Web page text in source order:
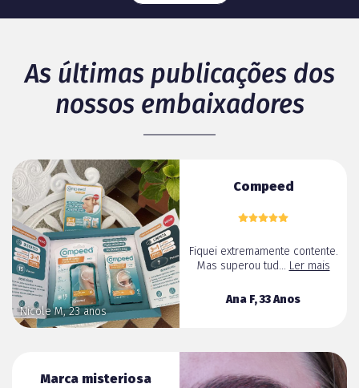
As últimas publicações dos
nossos embaixadores
Nicole M, 23 anos
Compeed
Fiquei extremamente contente.
Mas superou tud... Ler mais
Ana F, 33 Anos
Marca misteriosa